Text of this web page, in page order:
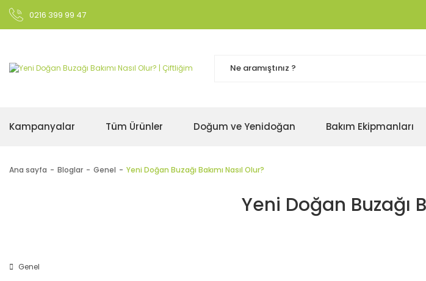
0216 399 99 47
Kampanyalar Tüm Ürünler Doğum ve Yenidoğan Bakım Ekipmanları
Ana sayfa Bloglar Genel Yeni Doğan Buzağı Bakımı Nasıl Olur?
Yeni Doğan Buzağı
Genel